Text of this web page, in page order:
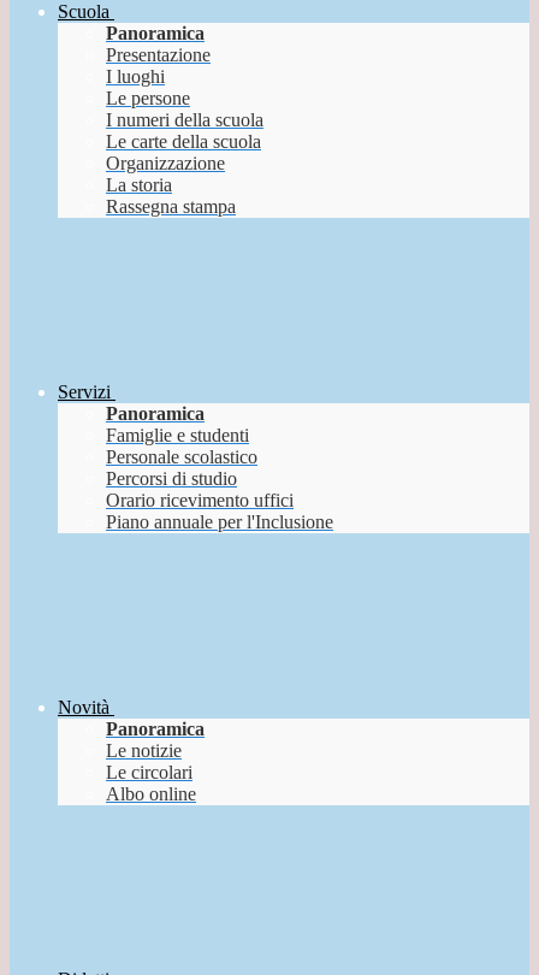
Scuola
Panoramica
Presentazione
I luoghi
Le persone
I numeri della scuola
Le carte della scuola
Organizzazione
La storia
Rassegna stampa
Servizi
Panoramica
Famiglie e studenti
Personale scolastico
Percorsi di studio
Orario ricevimento uffici
Piano annuale per l'Inclusione
Novità
Panoramica
Le notizie
Le circolari
Albo online